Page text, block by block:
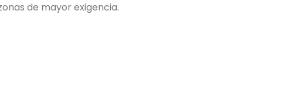
de mayor exigencia.